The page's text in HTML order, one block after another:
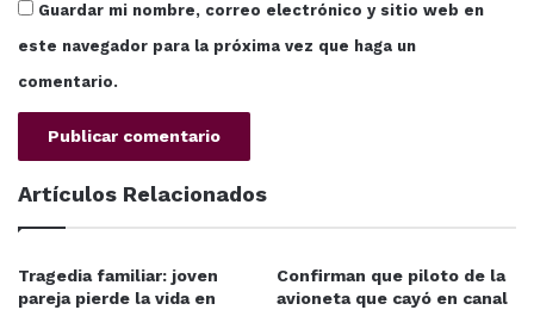
Guardar mi nombre, correo electrónico y sitio web en
este navegador para la próxima vez que haga un
comentario.
Artículos Relacionados
Tragedia familiar: joven
pareja pierde la vida en
Confirman que piloto de la
avioneta que cayó en canal